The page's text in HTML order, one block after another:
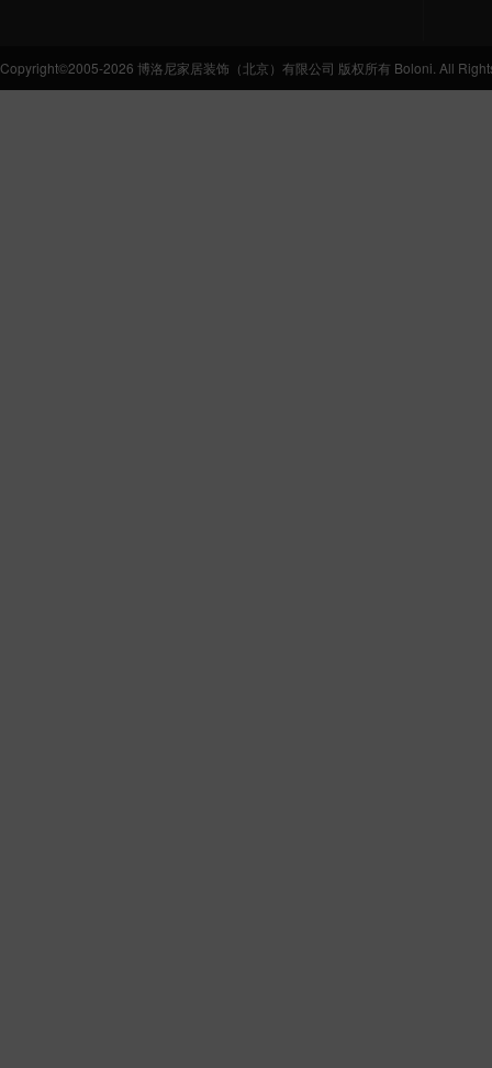
Copyright©2005-2026 博洛尼家居装饰（北京）有限公司 版权所有 Boloni. All